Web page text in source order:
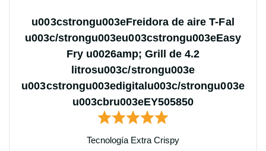
u003cstrongu003eFreidora de aire T-Fal
u003c/strongu003eu003cstrongu003eEasy
Fry u0026amp; Grill de 4.2
litrosu003c/strongu003e
u003cstrongu003edigitalu003c/strongu003e
u003cbru003eEY505850
Tecnología Extra Crispy